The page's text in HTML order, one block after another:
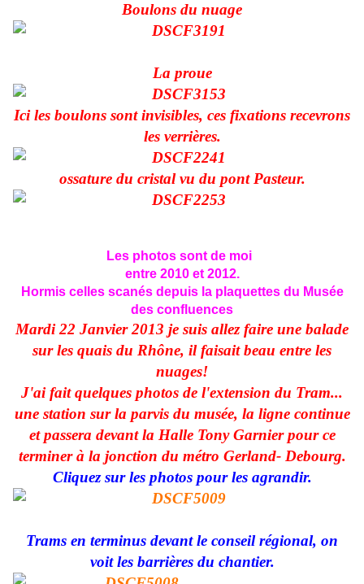
Boulons du nuage
La proue
Ici les boulons sont invisibles, ces fixations recevrons
les verrières.
ossature du cristal vu du pont Pasteur.
Les photos sont de moi
entre 2010 et 2012.
Hormis celles scanés depuis la plaquettes du Musée
des confluences
Mardi 22 Janvier 2013 je suis allez faire une balade
sur les quais du Rhône, il faisait beau entre les
nuages!
J'ai fait quelques photos de l'extension du Tram...
une station sur la parvis du musée, la ligne continue
et passera devant la Halle Tony Garnier pour ce
terminer à la jonction du métro Gerland- Debourg.
Cliquez sur les photos pour les agrandir.
Trams en terminus devant le conseil régional, on
voit les barrières du chantier.